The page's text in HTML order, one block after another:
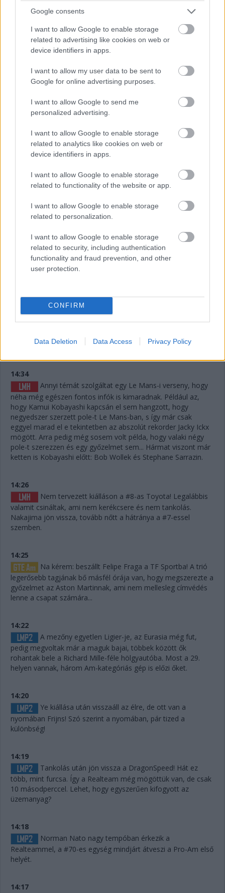
Google consents
I want to allow Google to enable storage
related to advertising like cookies on web or
device identifiers in apps.
I want to allow my user data to be sent to
Google for online advertising purposes.
I want to allow Google to send me
personalized advertising.
I want to allow Google to enable storage
related to analytics like cookies on web or
device identifiers in apps.
I want to allow Google to enable storage
related to functionality of the website or app.
I want to allow Google to enable storage
related to personalization.
I want to allow Google to enable storage
related to security, including authentication
functionality and fraud prevention, and other
user protection.
CONFIRM
Data Deletion Data Access Privacy Policy
Brundle hozza majd a célba a P2 5-6. helyéért
harcoló lengyel autót. Nagyon szép versenyt teljesített az
Inter Europol, minden elismerést megérdemelnek.
Amit viszont le lehetne, az Frijns 10 másodperces
hátránya Yifeijel szemben... Csakhogy van valami baj a #31-es
WRT emelőjével, így az utolsó kerékcserénél valamennyit
biztosan veszítenek majd.
A Próban Pier Guidi és Garcia között 50 másodperc
erőből ezt még annyira se lehet itt ledolgozni, ahogy a 100-at
az amatőrök között.
körönként 5 másodpercet jelentene. Erőből nem nagyon lehet
megoldani, de ha a szerencse is Fraga kezére játszik,
visszahozhatja a sírból (avagy az éjszakai defektből) a
győzelmet.
A #83-as is letudta az utolsó nagyszervizt, Nielsen ült
be oda is, a papíron legerősebb versenyző. Keatingnek voltak
emberfeletti teljesítmény mellett némi szerencse is kellene a
verseny megfordításához.
14:34
Annyi témát szolgáltat egy Le Mans-i verseny, hogy
néha még egészen fontos infók is kimaradnak. Például az,
hogy Kamui Kobayashi kapcsán el sem hangzott, hogy
negyedszer szerzett pole-t Le Mans-ban, s így már csak
eggyel marad el e tekintetben az abszolút rekorder Jacky Ickx
mögött. Arra pedig még sosem volt példa, hogy valaki négy
pole-t szerezzen és egy győzelmet sem... Hármat viszont már
ketten is Kobayashi előtt: Bob Wollek és Stephane Sarrazin.
14:26
Nem tervezett kiálláson a #8-as Toyota! Legalábbis
valamit csináltak, ami nem kerékcsere és nem tankolás.
Nakajima jön vissza, tovább nőtt a hátránya a #7-essel
szemben.
14:25
Na kérem: beszállt Felipe Fraga a TF Sportba! A trió
legerősebb tagjának bő másfél órája van, hogy megszerezte a
győzelmet az Aston Martinnak, ami nem mellesleg címvédés
lenne a csapat számára...
14:22
A mezőny egyetlen Ligier-je, az Eurasia még fut,
pedig megvoltak már a maguk bajai, többek között ők
rohantak bele a Richard Mille-féle hölgyautóba. Most a 29.
helyen vannak, három Am-kategóriás gép is előzi őket.
14:20
Ye kiállása után visszaáll az élre, de ott van a
nyomában Frijns! Szó szerint a nyomában, pár tized a
különbség!
14:19
Tankolás után jön vissza a DragonSpeed! Hát ez
több, mint furcsa. Így a Realteam még mögöttük van, de csak
10 másodperccel. Lehet, hogy egyszerűen kifogyott az
üzemanyag?
14:18
Norman Nato nagy tempóban érkezik a
Realteammel, a #70-es egység mindjárt átveszi a Pro-Am első
helyét.
14:17